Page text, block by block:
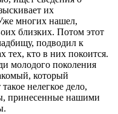
их
многих нашел,
близких. Потом этот
подводил к
тех, кто в них покоится.
молодого поколения
который
нелегкое дело,
принесенные нашими